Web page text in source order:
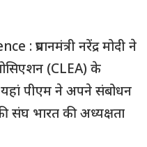
नरेंद्र मोदी ने
(CLEA) के
यहां पीएम ने अपने संबोधन
संघ भारत की अध्यक्षता